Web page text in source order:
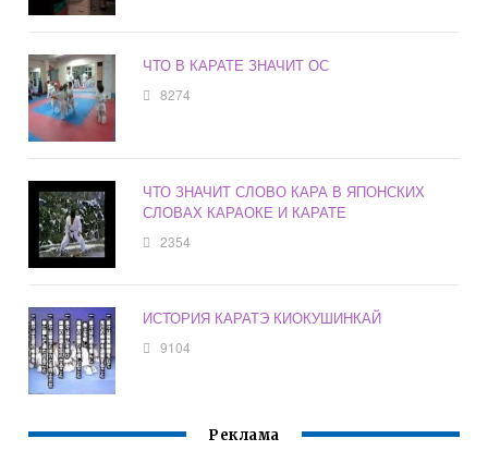
ЧТО В КАРАТЕ ЗНАЧИТ ОС
8274
ЧТО ЗНАЧИТ СЛОВО КАРА В ЯПОНСКИХ
СЛОВАХ КАРАОКЕ И КАРАТЕ
2354
ИСТОРИЯ КАРАТЭ КИОКУШИНКАЙ
9104
Реклама